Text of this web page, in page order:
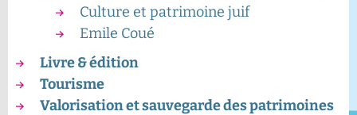
Culture et patrimoine juif
Emile Coué
Livre & édition
Tourisme
Valorisation et sauvegarde des patrimoines